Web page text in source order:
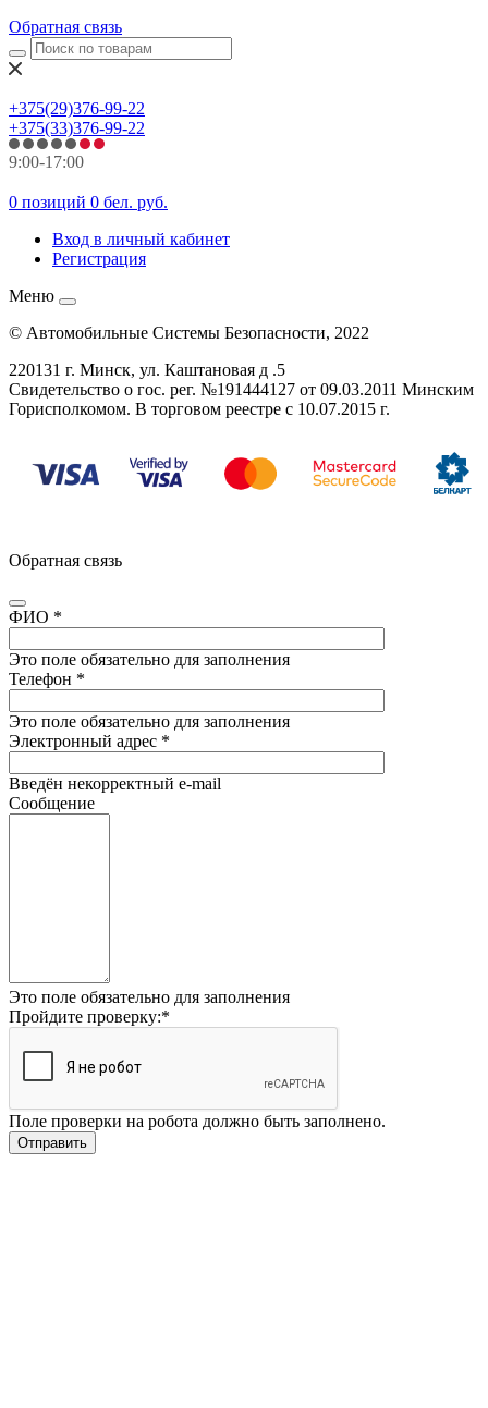
Обратная связь
+375(29)376-99-22
+375(33)376-99-22
9:00-17:00
0 позиций 0 бел. руб.
Вход в личный кабинет
Регистрация
Меню
© Автомобильные Системы Безопасности, 2022
220131 г. Минск, ул. Каштановая д .5
Свидетельство о гос. рег. №191444127 от 09.03.2011 Минским
Горисполкомом. В торговом реестре с 10.07.2015 г.
Обратная связь
ФИО *
Это поле обязательно для заполнения
Телефон *
Это поле обязательно для заполнения
Электронный адрес *
Введён некорректный e-mail
Сообщение
Это поле обязательно для заполнения
Пройдите проверку:*
Поле проверки на робота должно быть заполнено.